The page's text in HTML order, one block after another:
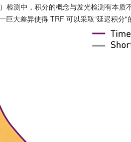
检测中，积分的概念与发光检测有本质
巨大差异使得 TRF 可以采取"延迟积分